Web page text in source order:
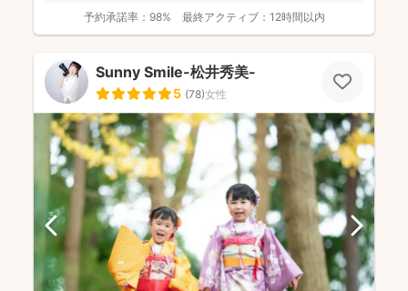
予約承諾率： 98% 最終アクティブ： 12時間以内
Sunny Smile-松井秀美-
5 (78)女性